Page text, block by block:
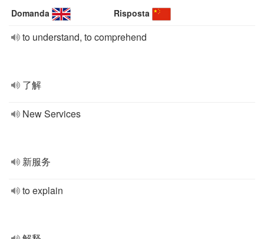
Domanda Risposta
to understand, to comprehend
了解
New Services
新服务
to explain